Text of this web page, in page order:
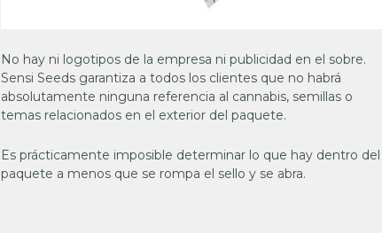
No hay ni logotipos de la empresa ni publicidad en el sobre.
Sensi Seeds garantiza a todos los clientes que no habrá
absolutamente ninguna referencia al cannabis, semillas o
temas relacionados en el exterior del paquete.
Es prácticamente imposible determinar lo que hay dentro del
paquete a menos que se rompa el sello y se abra.